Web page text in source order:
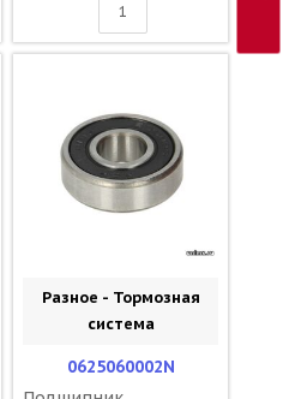
Разное - Тормозная
система
0625060002N